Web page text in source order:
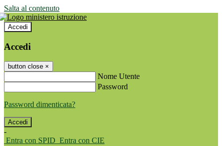
Salta al contenuto
Accedi
Accedi
button close ×
Nome Utente
Password
Password dimenticata?
-
Entra con SPID Entra con CIE